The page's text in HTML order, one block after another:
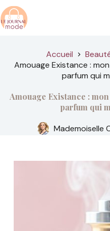
Passer
au
contenu
Accueil
Amouage Existance :
parfum qui
Amouage Existance :
parfum qui
Mademoiselle